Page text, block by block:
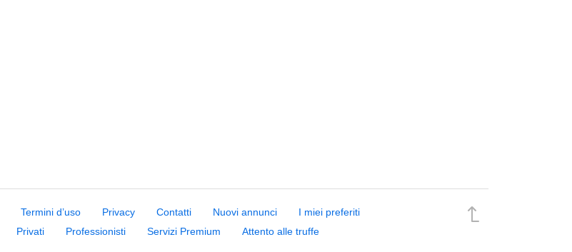
Termini d’uso Privacy Contatti Nuovi annunci
I miei preferiti
Privati Professionisti Servizi Premium Attento alle truffe